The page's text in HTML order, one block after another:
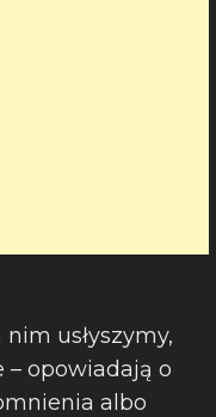
usłyszymy,
– opowiadają o
albo